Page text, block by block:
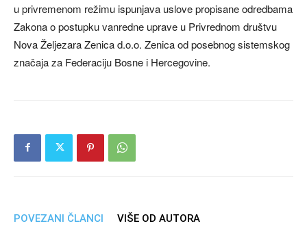
u privremenom režimu ispunjava uslove propisane odredbama
Zakona o postupku vanredne uprave u Privrednom društvu
Nova Željezara Zenica d.o.o. Zenica od posebnog sistemskog
značaja za Federaciju Bosne i Hercegovine.
POVEZANI ČLANCI VIŠE OD AUTORA